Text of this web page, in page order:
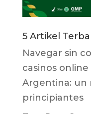
5 Artikel
Navegar sin
casinos
Argentina: un
principiantes